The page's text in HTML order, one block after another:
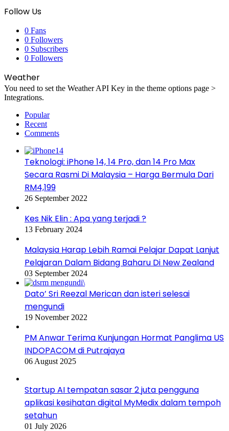
Follow Us
0 Fans
0 Followers
0 Subscribers
0 Followers
Weather
You need to set the Weather API Key in the theme options page >
Integrations.
Popular
Recent
Comments
Teknologi: iPhone 14, 14 Pro, dan 14 Pro Max
Secara Rasmi Di Malaysia – Harga Bermula Dari
RM4,199
26 September 2022
Kes Nik Elin : Apa yang terjadi ?
13 February 2024
Malaysia Harap Lebih Ramai Pelajar Dapat Lanjut
Pelajaran Dalam Bidang Baharu Di New Zealand
03 September 2024
Dato’ Sri Reezal Merican dan isteri selesai
mengundi
19 November 2022
PM Anwar Terima Kunjungan Hormat Panglima US
INDOPACOM di Putrajaya
06 August 2025
Startup AI tempatan sasar 2 juta pengguna
aplikasi kesihatan digital MyMedix dalam tempoh
setahun
01 July 2026